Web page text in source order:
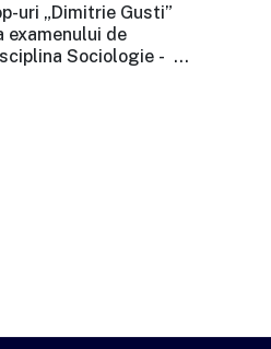
uri „Dimitrie Gusti”
examenului de
Sociologie - în